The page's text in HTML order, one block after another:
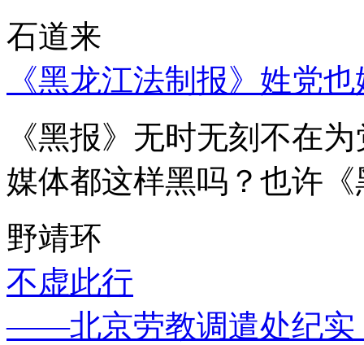
石道来
《黑龙江法制报》姓党
《黑报》无时无刻不在
媒体都这样黑吗？也许
野靖环
不虚此行
——北京劳教调遣处纪实